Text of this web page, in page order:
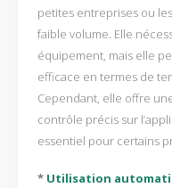
petites entreprises ou
faible volume. Elle
équipement, mais elle
efficace en termes de
Cependant, elle offre
contrôle précis sur
essentiel pour certains
* Utilisation